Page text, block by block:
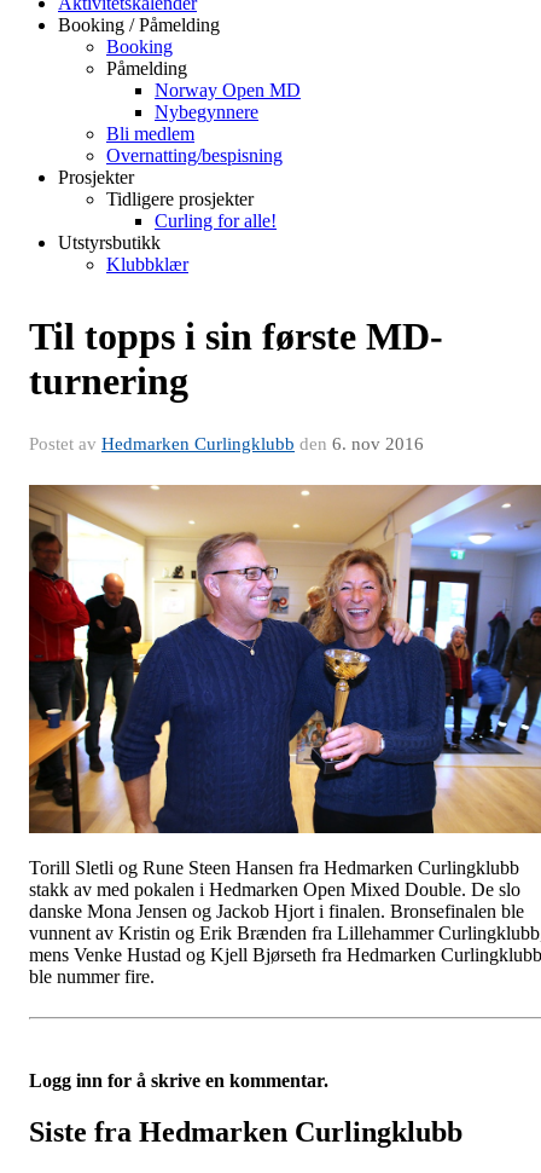
Booking / Påmelding
Booking
Påmelding
Norway Open MD
Nybegynnere
Bli medlem
Overnatting/bespisning
Prosjekter
Tidligere prosjekter
Curling for alle!
Utstyrsbutikk
Klubbklær
Til topps i sin første MD-
turnering
Postet av Hedmarken Curlingklubb den 6. nov 2016
Torill Sletli og Rune Steen Hansen fra Hedmarken Curlingklubb
stakk av med pokalen i Hedmarken Open Mixed Double. De slo
danske Mona Jensen og Jackob Hjort i finalen. Bronsefinalen ble
vunnent av Kristin og Erik Brænden fra Lillehammer
mens Venke Hustad og Kjell Bjørseth fra Hedmarken Curlingklubb
ble nummer fire.
Logg inn for å skrive en kommentar.
Siste fra Hedmarken Curlingklubb